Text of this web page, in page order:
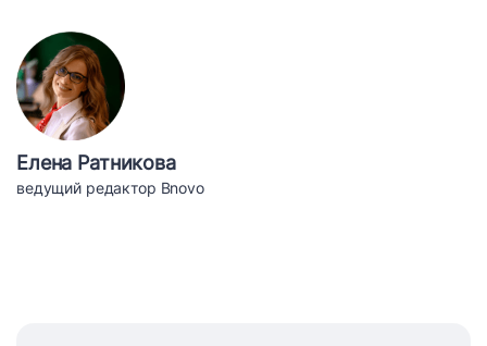
Елена Ратникова
ведущий редактор Bnovo